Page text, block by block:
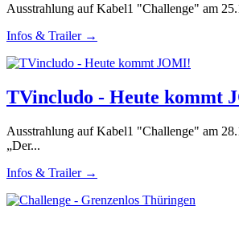
Ausstrahlung auf Kabel1 "Challenge" am
Infos & Trailer →
TVincludo - Heute kommt
Ausstrahlung auf Kabel1 "Challenge" am
„Der...
Infos & Trailer →